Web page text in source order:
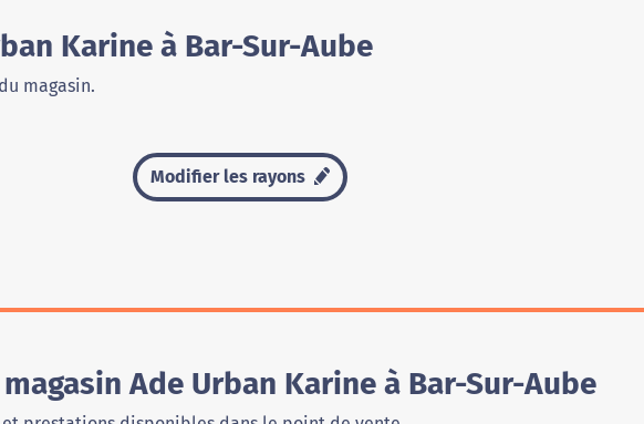
Karine à Bar-Sur-Aube
magasin.
Modifier les rayons
Ade Urban Karine à Bar-Sur-Aube